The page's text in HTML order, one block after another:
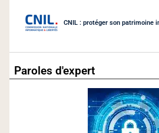
CNIL : protéger son patrimoine
Paroles d'expert